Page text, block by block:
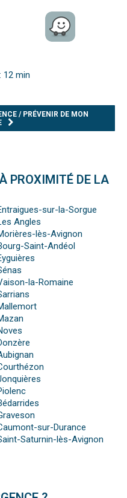
12 min
/ PRÉVENIR DE MON
PROXIMITÉ DE LA
sur-la-Sorgue
Angles
lès-Avignon
Saint-Andéol
la-Romaine
sur-Durance
Saturnin-lès-Avignon